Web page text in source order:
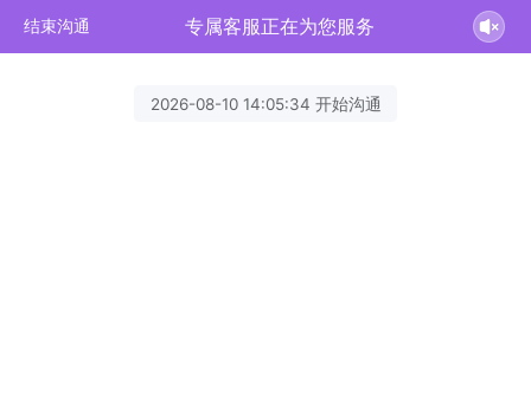
结束沟通 专属客服正在为您服务
2026-08-10 14:05:34 开始沟通